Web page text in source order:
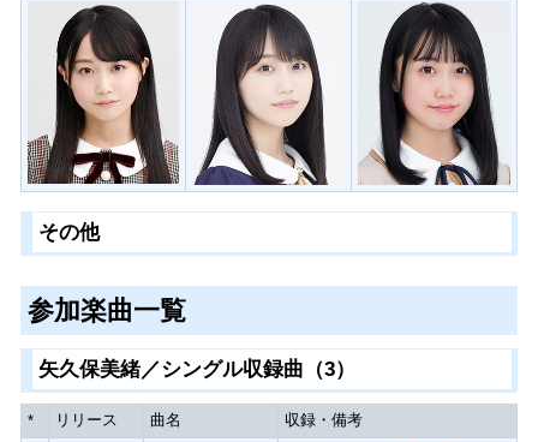
その他
参加楽曲一覧
矢久保美緒／シングル収録曲（3）
* リリース 曲名 収録・備考